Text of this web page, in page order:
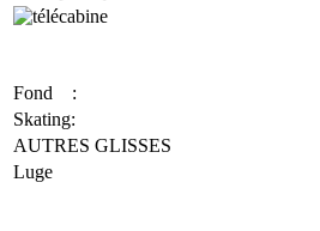
Fond :
Skating:
AUTRES GLISSES
Luge